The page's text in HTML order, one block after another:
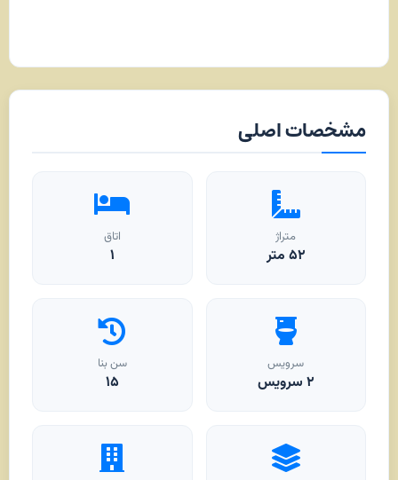
مشخصات اصلی
متراژ
۵۲ متر
اتاق
۱
سرویس
۲ سرویس
سن بنا
۱۵